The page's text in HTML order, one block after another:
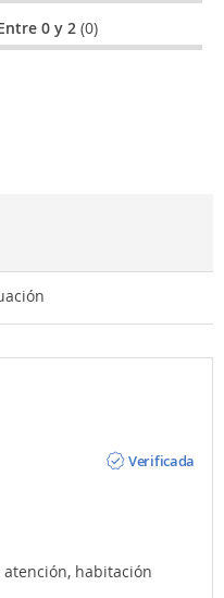
0 y 2(0)
Verificada
habitación